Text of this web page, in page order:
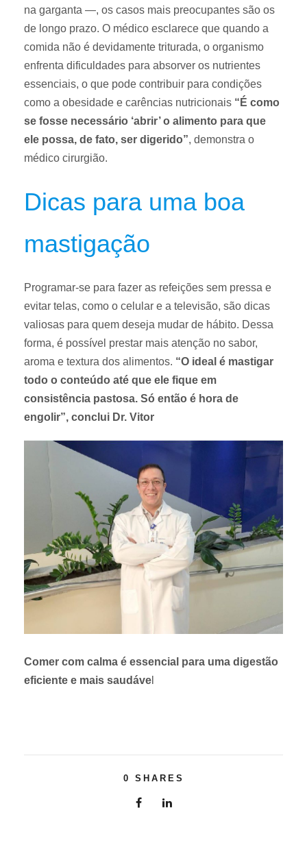
na garganta —, os casos mais preocupantes são os
de longo prazo. O médico esclarece que quando a
comida não é devidamente triturada, o organismo
enfrenta dificuldades para absorver os nutrientes
essenciais, o que pode contribuir para condições
como a obesidade e carências nutricionais “É como
se fosse necessário ‘abrir’ o alimento para que
ele possa, de fato, ser digerido”, demonstra o
médico cirurgião.
Dicas para uma boa
mastigação
Programar-se para fazer as refeições sem pressa e
evitar telas, como o celular e a televisão, são dicas
valiosas para quem deseja mudar de hábito. Dessa
forma, é possível prestar mais atenção no sabor,
aroma e textura dos alimentos. “O ideal é mastigar
todo o conteúdo até que ele fique em
consistência pastosa. Só então é hora de
engolir”, conclui Dr. Vitor
Comer com calma é essencial para uma digestão
eficiente e mais saudáve
0 SHARES